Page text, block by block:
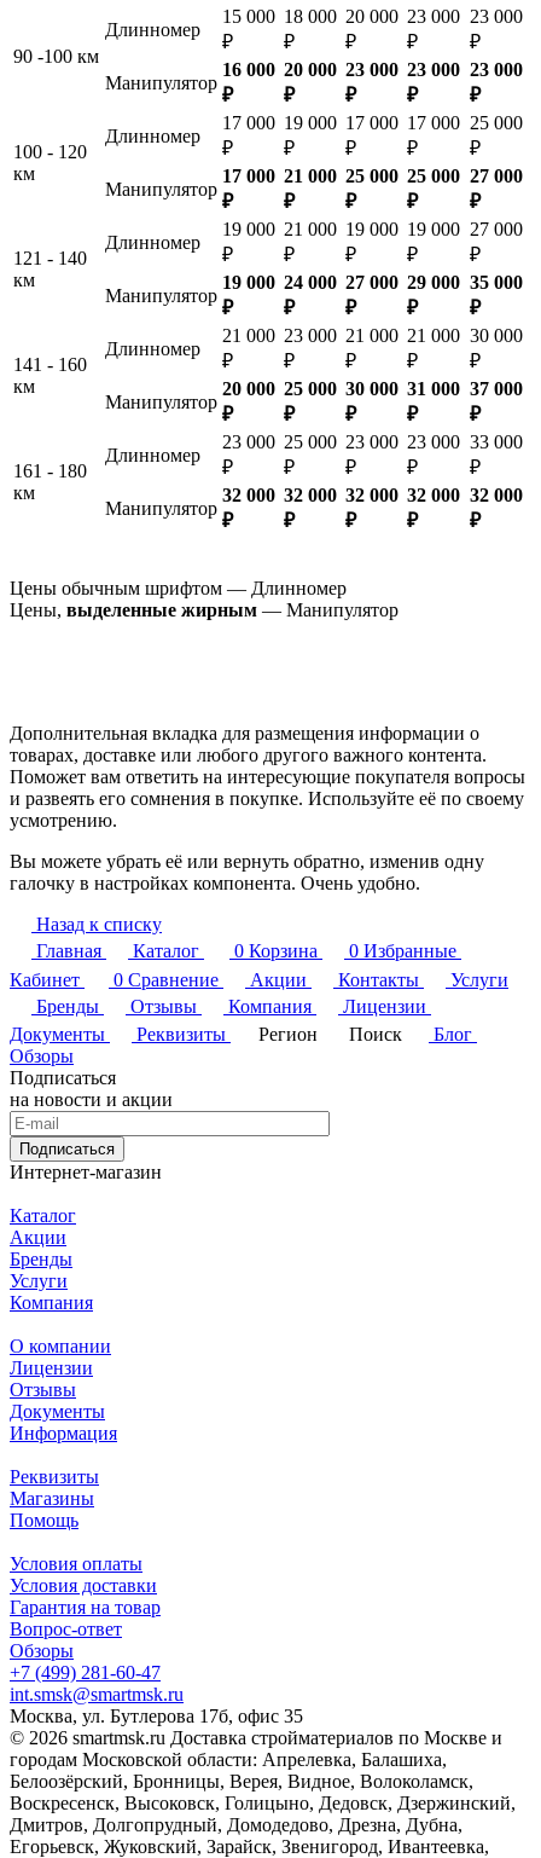
90 -100 км
Длинномер
15 000
₽
18 000
₽
20 000
₽
23 000
₽
23 000
₽
Манипулятор
16 000
₽
20 000
₽
23 000
₽
23 000
₽
23 000
₽
100 - 120
км
Длинномер
17 000
₽
19 000
₽
17 000
₽
17 000
₽
25 000
₽
Манипулятор
17 000
₽
21 000
₽
25 000
₽
25 000
₽
27 000
₽
121 - 140
км
Длинномер
19 000
₽
21 000
₽
19 000
₽
19 000
₽
27 000
₽
Манипулятор
19 000
₽
24 000
₽
27 000
₽
29 000
₽
35 000
₽
141 - 160
км
Длинномер
21 000
₽
23 000
₽
21 000
₽
21 000
₽
30 000
₽
Манипулятор
20 000
₽
25 000
₽
30 000
₽
31 000
₽
37 000
₽
161 - 180
км
Длинномер
23 000
₽
25 000
₽
23 000
₽
23 000
₽
33 000
₽
Манипулятор
32 000
₽
32 000
₽
32 000
₽
32 000
₽
32 000
₽
Цены обычным шрифтом — Длинномер
Цены, выделенные жирным — Манипулятор
Дополнительная вкладка для размещения информации о
товарах, доставке или любого другого важного контента.
Поможет вам ответить на интересующие покупателя вопросы
и развеять его сомнения в покупке. Используйте её по своему
усмотрению.
Вы можете убрать её или вернуть обратно, изменив одну
галочку в настройках компонента. Очень удобно.
Назад к списку
Главная
Каталог 0 Корзина 0 Избранные
Кабинет
0 Сравнение Акции Контакты
Услуги
Бренды
Отзывы Компания
Лицензии
Документы
Реквизиты Регион Поиск
Блог
Обзоры
Подписаться
на новости и акции
Подписаться
Интернет-магазин
Каталог
Акции
Бренды
Услуги
Компания
О компании
Лицензии
Отзывы
Документы
Информация
Реквизиты
Магазины
Помощь
Условия оплаты
Условия доставки
Гарантия на товар
Вопрос-ответ
Обзоры
+7 (499) 281-60-47
int.smsk@smartmsk.ru
Москва, ул. Бутлерова 17б, офис 35
© 2026 smartmsk.ru Доставка стройматериалов по Москве и
городам Московской области: Апрелевка, Балашиха,
Белоозёрский, Бронницы, Верея, Видное, Волоколамск,
Воскресенск, Высоковск, Голицыно, Дедовск, Дзержинский,
Дмитров, Долгопрудный, Домодедово, Дрезна, Дубна,
Егорьевск, Жуковский, Зарайск, Звенигород, Ивантеевка,